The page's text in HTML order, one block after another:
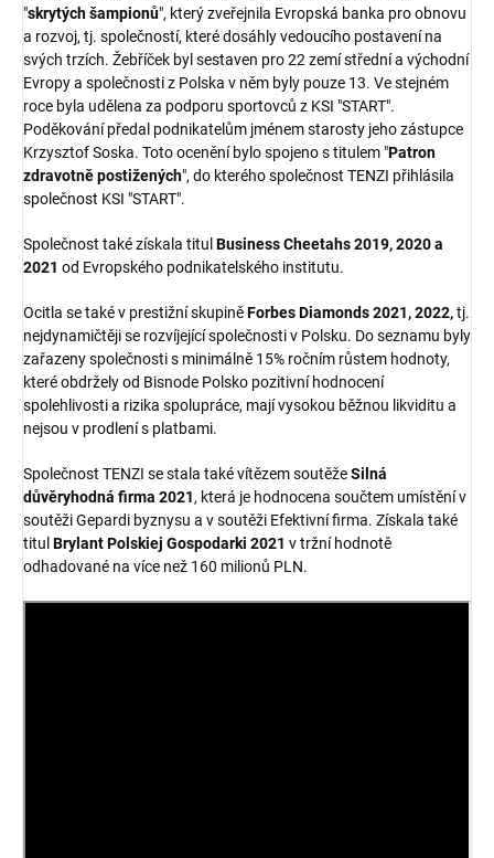
"skrytých šampionů", který zveřejnila Evropská banka pro obnovu
a rozvoj, tj. společností, které dosáhly vedoucího postavení na
svých trzích. Žebříček byl sestaven pro 22 zemí střední a východní
Evropy a společnosti z Polska v něm byly pouze 13. Ve stejném
roce byla udělena za podporu sportovců z KSI "START".
Poděkování předal podnikatelům jménem starosty jeho zástupce
Krzysztof Soska. Toto ocenění bylo spojeno s titulem "Patron
zdravotně postižených", do kterého společnost TENZI přihlásila
společnost KSI "START".
Společnost také získala titul Business Cheetahs 2019, 2020 a
2021 od Evropského podnikatelského institutu.
Ocitla se také v prestižní skupiněForbes Diamonds 2021, 2022,tj.
nejdynamičtěji se rozvíjející společnosti v Polsku. Do seznamu byly
zařazeny společnosti s minimálně 15% ročním růstem hodnoty,
které obdržely od Bisnode Polsko pozitivní hodnocení
spolehlivosti a rizika spolupráce, mají vysokou běžnou likviditu a
nejsou v prodlení s platbami.
Společnost TENZI se stala také vítězem soutěžeSilná
důvěryhodná firma 2021, která je hodnocena součtem umístění v
soutěži Gepardi byznysu a v soutěži Efektivní firma. Získala také
titul Brylant Polskiej Gospodarki 2021 v tržní hodnotě
odhadované na více než 160 milionů PLN.